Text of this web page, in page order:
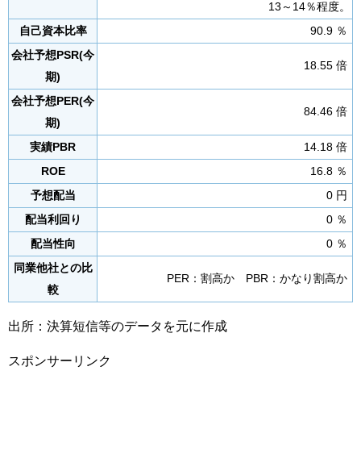
13～14％程度。
自己資本比率
90.9 ％
会社予想PSR(今
期)
18.55 倍
会社予想PER(今
期)
84.46 倍
実績PBR
14.18 倍
ROE
16.8 ％
予想配当
0 円
配当利回り
0 ％
配当性向
0 ％
同業他社との比
較
PER：割高か PBR：かなり割高か
出所：決算短信等のデータを元に作成
スポンサーリンク